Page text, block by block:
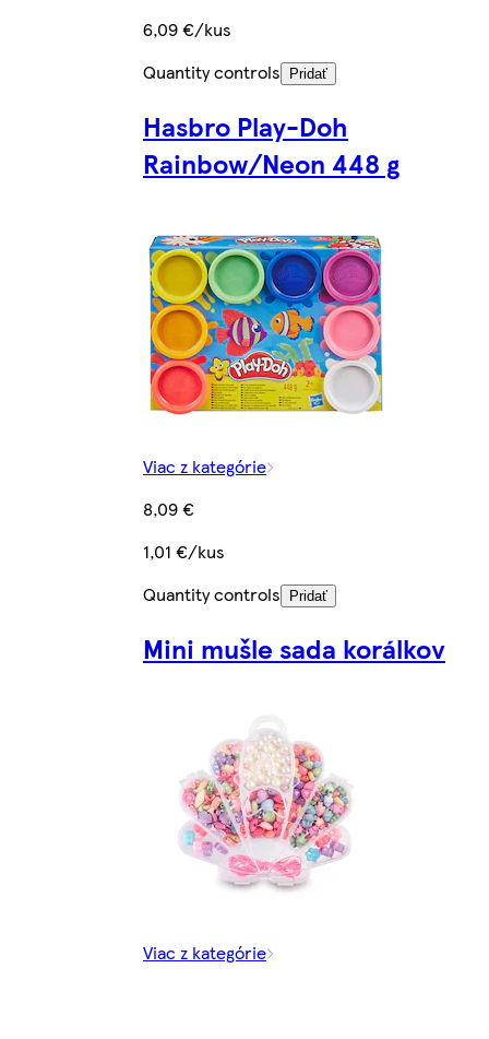
6,09 €/kus
Quantity controls
Pridať
Hasbro Play-Doh
Rainbow/Neon 448 g
Viac z kategórie
8,09 €
1,01 €/kus
Quantity controls
Pridať
Mini mušle sada korálkov
Viac z kategórie